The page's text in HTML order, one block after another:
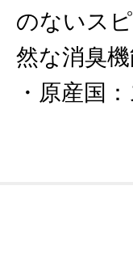
のないス
然な消臭
原産国 ：